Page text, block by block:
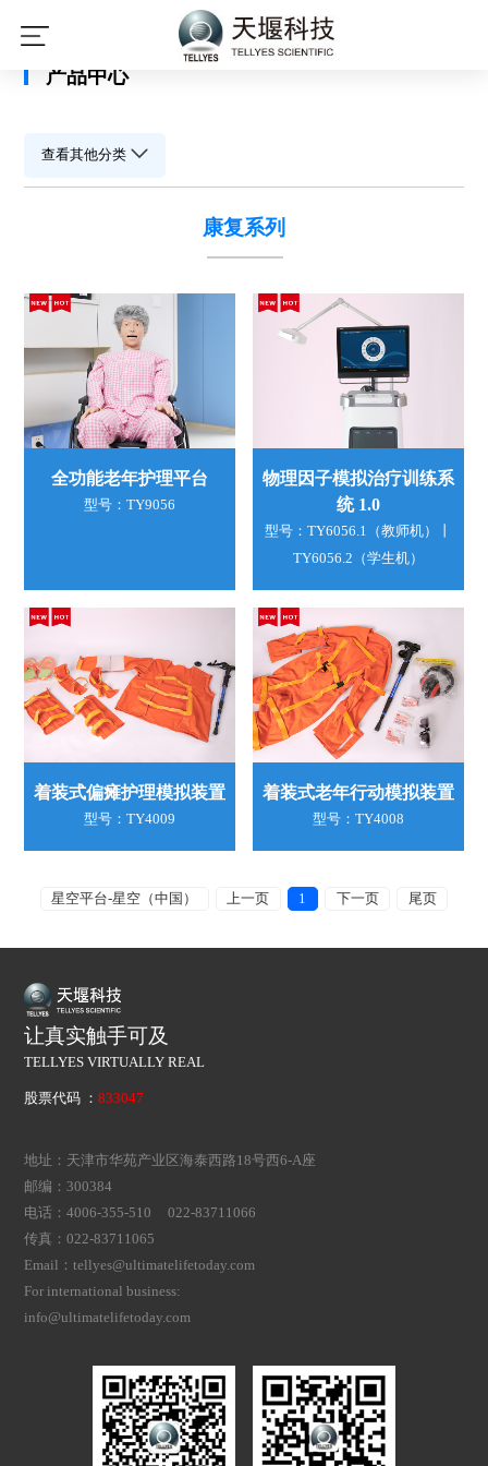
产品中心
查看其他分类
康复系列
全功能老年护理平台
型号：TY9056
物理因子模拟治疗训练系
统 1.0
型号：TY6056.1（教师机）丨
TY6056.2（学生机）
着装式偏瘫护理模拟装置
型号：TY4009
着装式老年行动模拟装置
型号：TY4008
星空平台-星空（中国） 上一页 1 下一页 尾页
让真实触手可及
TELLYES VIRTUALLY REAL
股票代码 ：833047
地址：天津市华苑产业区海泰西路18号西6-A座
邮编：300384
电话：4006-355-510 022-83711066
传真：022-83711065
Email：tellyes@ultimatelifetoday.com
For international business:
info@ultimatelifetoday.com